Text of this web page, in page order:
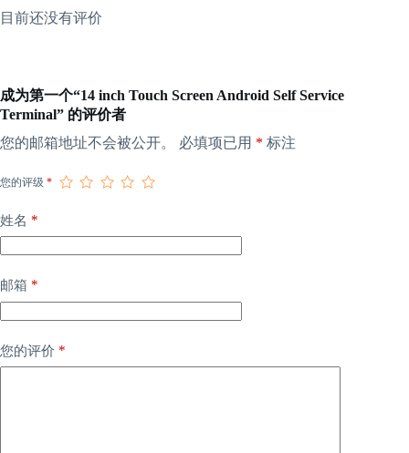
目前还没有评价
成为第一个“14 inch Touch Screen Android Self Service
Terminal” 的评价者
您的邮箱地址不会被公开。
必填项已用 * 标注
您的评级 *
姓名 *
邮箱 *
您的评价 *